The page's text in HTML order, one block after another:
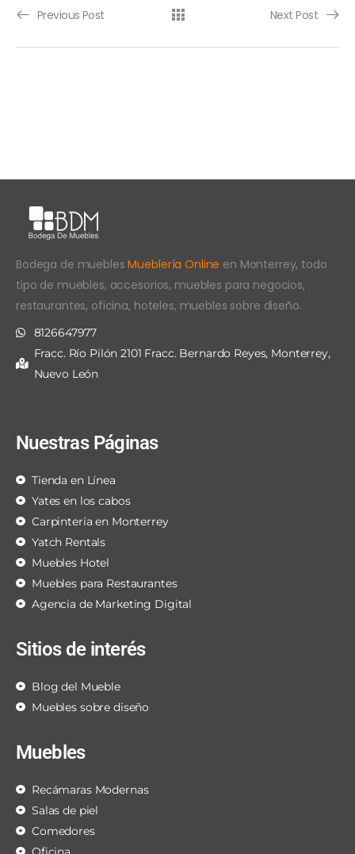
Previous Post Next Post
Bodega de mueblesMueblería Online en Monterrey, todo
tipo de muebles, accesorios, muebles para negocios,
restaurantes, oficina, hoteles, muebles sobre diseño.
8126647977
Fracc. Río Pilón 2101 Fracc. Bernardo Reyes, Monterrey,
Nuevo León
Nuestras Páginas
Tienda en Línea
Yates en los cabos
Carpintería en Monterrey
Yatch Rentals
Muebles Hotel
Muebles para Restaurantes
Agencia de Marketing Digital
Sitios de interés
Blog del Mueble
Muebles sobre diseño
Muebles
Recámaras Modernas
Salas de piel
Comedores